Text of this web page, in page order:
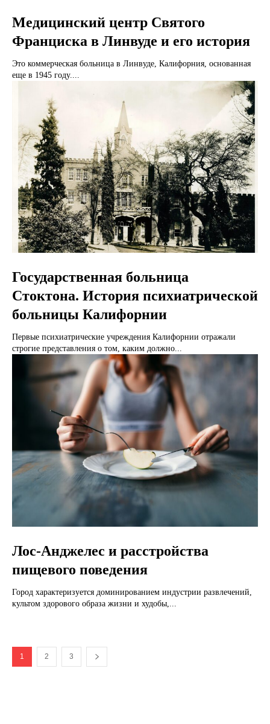
Медицинский центр Святого
Франциска в Линвуде и его история
Это коммерческая больница в Линвуде, Калифорния, основанная
еще в 1945 году....
Государственная больница
Стоктона. История психиатрической
больницы Калифорнии
Первые психиатрические учреждения Калифорнии отражали
строгие представления о том, каким должно...
Лос-Анджелес и расстройства
пищевого поведения
Город характеризуется доминированием индустрии развлечений,
культом здорового образа жизни и худобы,...
1 2 3